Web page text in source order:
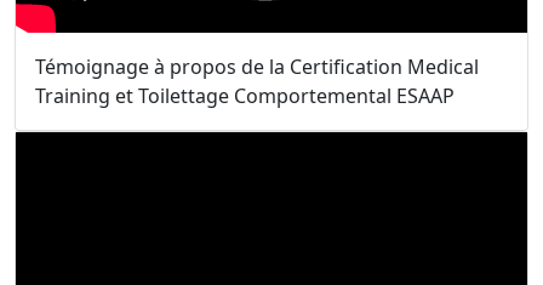
Témoignage à propos de la Certification Medical
Training et Toilettage Comportemental ESAAP